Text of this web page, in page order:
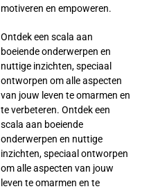
motiveren en empoweren.
Ontdek een scala aan
boeiende onderwerpen en
nuttige inzichten, speciaal
ontworpen om alle aspecten
van jouw leven te omarmen en
te verbeteren. Ontdek een
scala aan boeiende
onderwerpen en nuttige
inzichten, speciaal ontworpen
om alle aspecten van jouw
leven te omarmen en te